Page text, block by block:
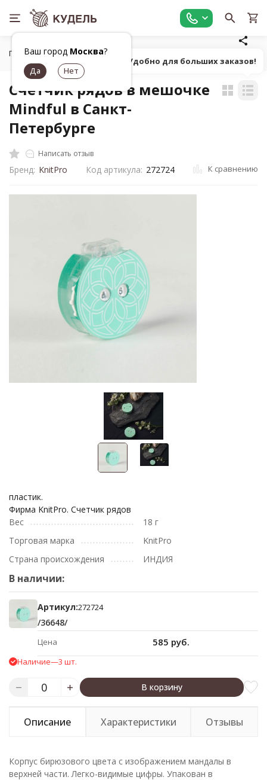
Ваш город Москва?
Главная Все для вязания
Счетчик рядов в мешочке
Mindful в Санкт-
Петербурге
Написать отзыв
Бренд: KnitPro Код артикула: 272724 К сравнению
пластик.
Фирма KnitPro. Счетчик рядов
Вес
18 г
Торговая марка
KnitPro
Страна происхождения
ИНДИЯ
В наличии:
Артикул:272724
/36648/
Цена 585 руб.
Наличие—3 шт.
В корзину
Описание Характеристики Отзывы
Корпус бирюзового цвета с изображением мандалы в
верхней части. Легко-видимые цифры. Упакован в
Попробуй! Удобно для больших заказов!